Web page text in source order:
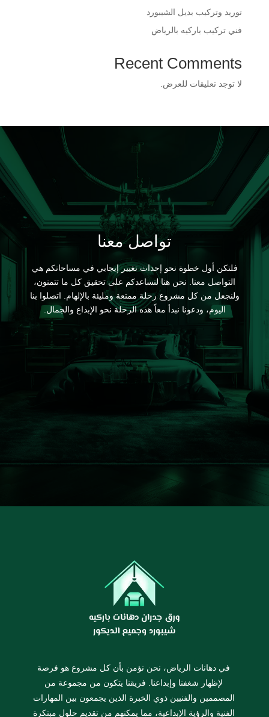
​توريد وتركيب بديل الشيبورد
فني تركيب باركيه بالرياض
Recent Comments
لا توجد تعليقات للعرض.
تواصل معنا
فلتكن أول خطوة نحو إحداث تغيير إيجابي في مساحاتكم هي
التواصل معنا. نحن هنا لنساعدكم على تحقيق كل ما تتمنون،
ولنجعل من كل مشروع رحلة ممتعة ومليئة بالإلهام. اتصلوا بنا
اليوم، ودعونا نبدأ معاً هذه الرحلة نحو الإبداع والجمال.
في دهانات الرياض، نحن نؤمن بأن كل مشروع هو فرصة
لإظهار شغفنا وإبداعنا. فريقنا يتكون من مجموعة من
المصممين والفنيين ذوي الخبرة الذين يجمعون بين المهارات
الفنية والرؤية الإبداعية، مما يمكنهم من تقديم حلول مبتكرة